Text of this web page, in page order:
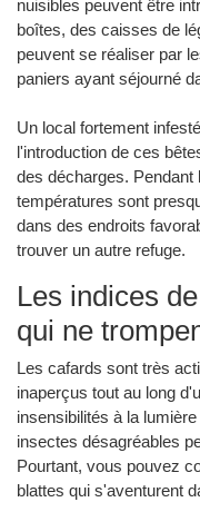
nuisibles peuvent être
boîtes, des caisses de
peuvent se réaliser par
paniers ayant séjourné
Un local fortement
l'introduction de ces
des décharges.
températures sont
dans des endroits
trouver un autre refuge.
Les indices
qui ne
Les cafards sont très
inaperçus tout au long
insensibilités à la
insectes désagréables
Pourtant, vous pouvez
blattes qui s'aventurent